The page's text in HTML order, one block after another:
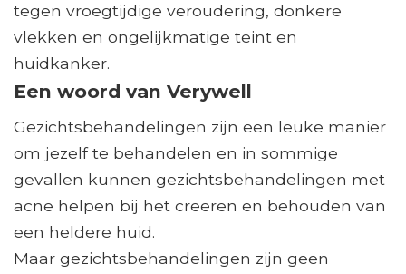
tegen vroegtijdige veroudering, donkere
vlekken en ongelijkmatige teint en
huidkanker.
Een woord van Verywell
Gezichtsbehandelingen zijn een leuke manier
om jezelf te behandelen en in sommige
gevallen kunnen gezichtsbehandelingen met
acne helpen bij het creëren en behouden van
een heldere huid.
Maar gezichtsbehandelingen zijn geen